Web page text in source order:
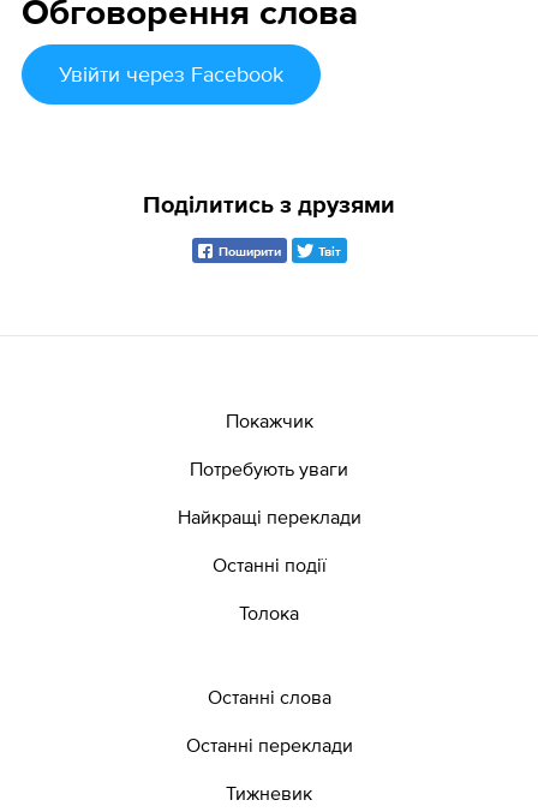
Обговорення слова
Увійти через Facebook
Поділитись з друзями
Поширити Твіт
Покажчик
Потребують уваги
Найкращі переклади
Останні події
Толока
Останні слова
Останні переклади
Тижневик